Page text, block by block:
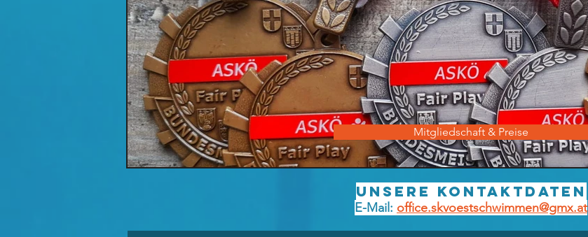
Mitgliedschaft & Preise
Unsere Kontaktdaten
E-Mail: office.skvoestschwimmen@gmx.at